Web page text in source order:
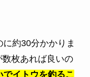
約30分かかりま
枚あれば良いの
イトウを釣るこ